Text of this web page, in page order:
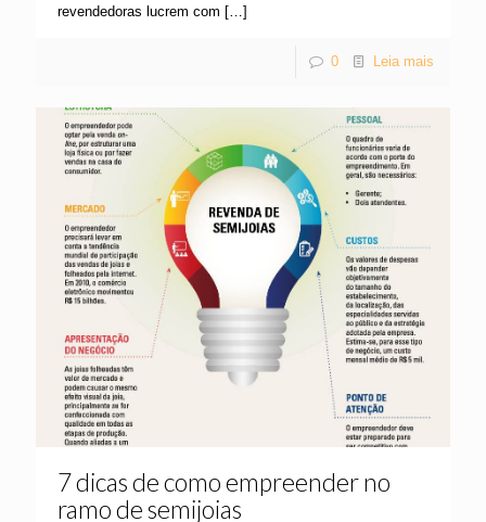
revendedoras lucrem com […]
0 Leia mais
7 dicas de como empreender no
ramo de semijoias